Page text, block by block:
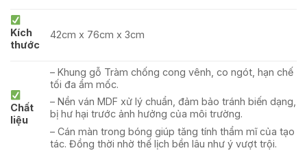
Kích
thước
42cm x 76cm x 3cm
Chất
liệu
– Khung gỗ Tràm chống cong vênh, co ngót, hạn chế
tối đa ẩm mốc.
– Nền ván MDF xử lý chuẩn, đảm bảo tránh biến dạng,
bị hư hại trước ảnh hưởng của môi trường.
– Cán màn trong bóng giúp tăng tính thẩm mĩ của tạo
tác. Đồng thời nhờ thế lịch bền lâu như ý vượt trội.